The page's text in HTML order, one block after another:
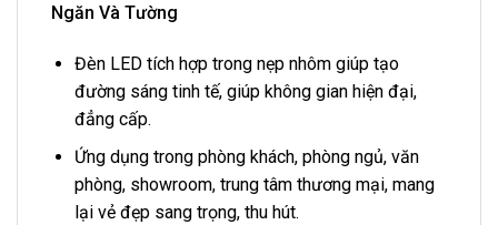
Ngăn Và Tường
Đèn LED tích hợp trong nẹp nhôm giúp tạo
đường sáng tinh tế, giúp không gian hiện đại,
đẳng cấp.
Ứng dụng trong phòng khách, phòng ngủ, văn
phòng, showroom, trung tâm thương mại, mang
lại vẻ đẹp sang trọng, thu hút.